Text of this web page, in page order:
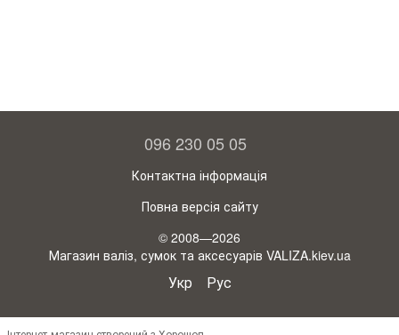
096 230 05 05
Контактна інформація
Повна версія сайту
© 2008—2026
Магазин валіз, сумок та аксесуарів VALIZA.kiev.ua
Укр Рус